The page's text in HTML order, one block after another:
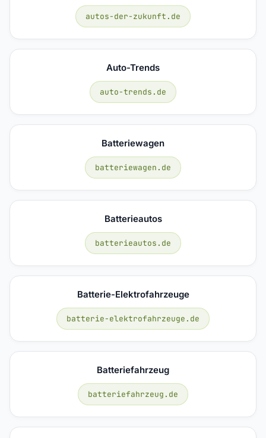
autos-der-zukunft.de
Auto-Trends
auto-trends.de
Batteriewagen
batteriewagen.de
Batterieautos
batterieautos.de
Batterie-Elektrofahrzeuge
batterie-elektrofahrzeuge.de
Batteriefahrzeug
batteriefahrzeug.de